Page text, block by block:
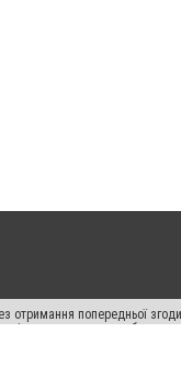
отримання попередньої
не нижче другого